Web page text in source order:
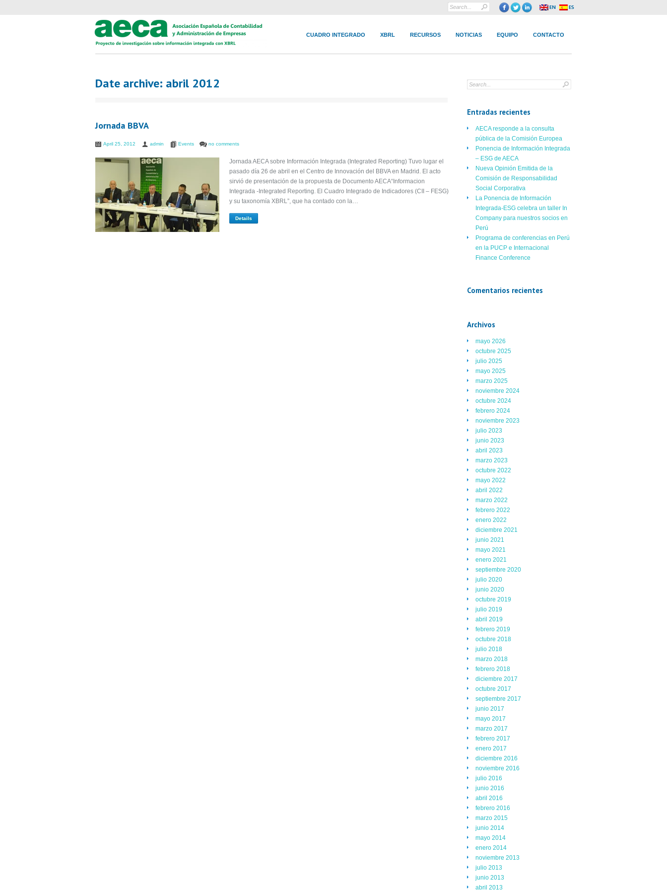
CUADRO INTEGRADO XBRL RECURSOS NOTICIAS EQUIPO CONTACTO
Date archive: abril 2012
Jornada BBVA
April 25, 2012 admin Events no comments
Jornada AECA sobre Información Integrada (Integrated Reporting) Tuvo lugar el
pasado día 26 de abril en el Centro de Innovación del BBVA en Madrid. El acto
sirvió de presentación de la propuesta de Documento AECA“Informacion
Integrada -Integrated Reporting. El Cuadro Integrado de Indicadores (CII – FESG)
y su taxonomía XBRL”, que ha contado con la…
Details
Entradas recientes
AECA responde a la consulta
pública de la Comisión Europea
Ponencia de Información Integrada
– ESG de AECA
Nueva Opinión Emitida de la
Comisión de Responsabilidad
Social Corporativa
La Ponencia de Información
Integrada-ESG celebra un taller In
Company para nuestros socios en
Perú
Programa de conferencias en Perú
en la PUCP e Internacional
Finance Conference
Comentarios recientes
Archivos
mayo 2026
octubre 2025
julio 2025
mayo 2025
marzo 2025
noviembre 2024
octubre 2024
febrero 2024
noviembre 2023
julio 2023
junio 2023
abril 2023
marzo 2023
octubre 2022
mayo 2022
abril 2022
marzo 2022
febrero 2022
enero 2022
diciembre 2021
junio 2021
mayo 2021
enero 2021
septiembre 2020
julio 2020
junio 2020
octubre 2019
julio 2019
abril 2019
febrero 2019
octubre 2018
julio 2018
marzo 2018
febrero 2018
diciembre 2017
octubre 2017
septiembre 2017
junio 2017
mayo 2017
marzo 2017
febrero 2017
enero 2017
diciembre 2016
noviembre 2016
julio 2016
junio 2016
abril 2016
febrero 2016
marzo 2015
junio 2014
mayo 2014
enero 2014
noviembre 2013
julio 2013
junio 2013
abril 2013